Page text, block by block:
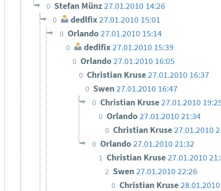
0 Stefan Münz27.01.2010 14:26
0 dedlfix27.01.2010 15:01
0 Orlando27.01.2010 15:14
0 dedlfix 27.01.2010 15:39
0 Orlando27.01.2010 16:05
0 Christian Kruse27.01.2010 16:37
0 Swen27.01.2010 16:47
0 Christian Kruse27.01.2010
0 Orlando27.01.2010 21:34
0 Christian Kruse27.01.2010
0 Orlando27.01.2010 21:32
1 Christian Kruse27.01.2010
2 Swen27.01.2010 22:26
0 Christian Kruse